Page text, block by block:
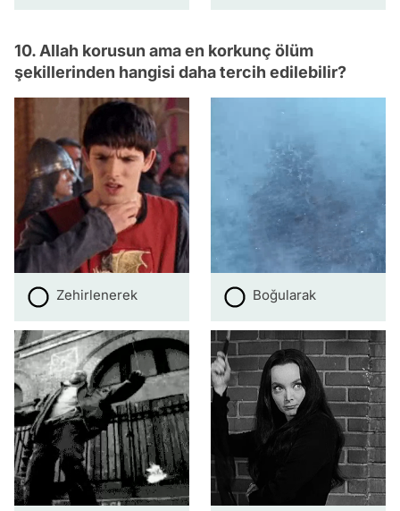
10. Allah korusun ama en korkunç ölüm
şekillerinden hangisi daha tercih edilebilir?
Zehirlenerek Boğularak